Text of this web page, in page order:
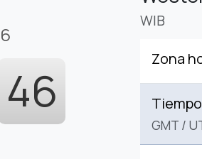
47
WIB
Zona
GMT /